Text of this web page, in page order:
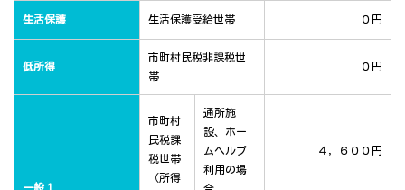
生活保護 生活保護受給世帯 ０円
低所得
市町村民税非課税世
帯
０円
一般１
市町村
民税課
税世帯
（所得
通所施
設、ホー
ムヘルプ
利用の場
４，６００円